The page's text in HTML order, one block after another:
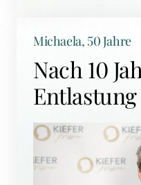
Michaela, 50 Jahre
Nach 10
Entlastung